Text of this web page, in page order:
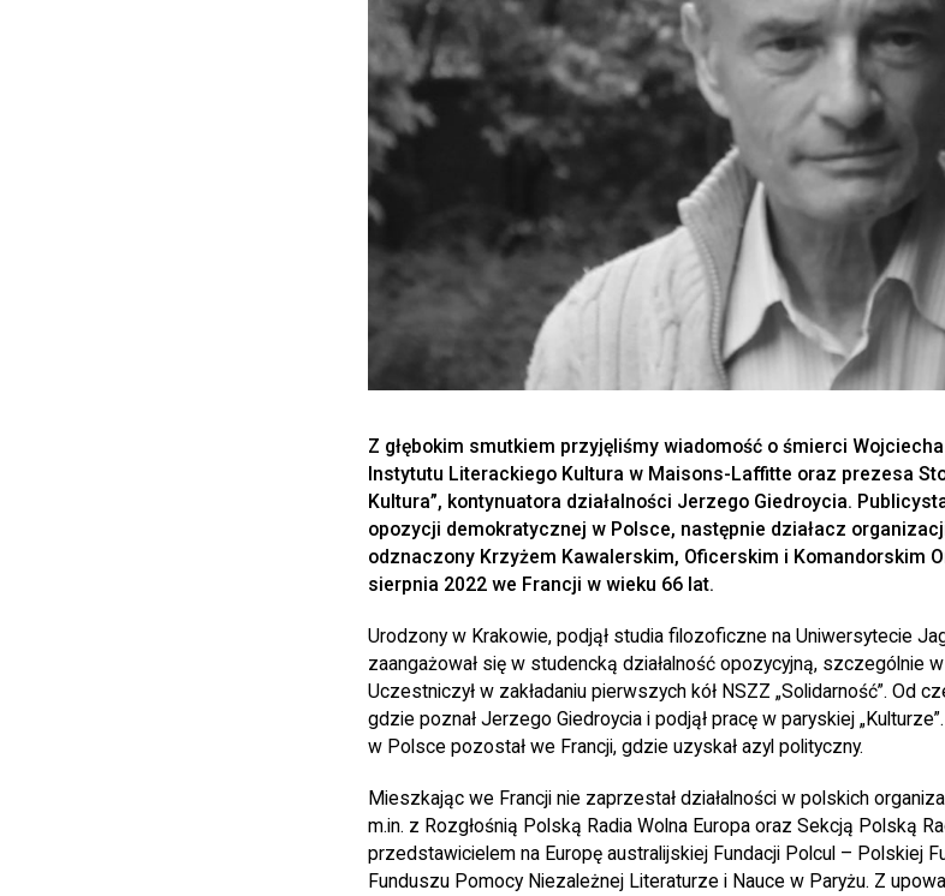
Z głębokim smutkiem przyjęliśmy wiadomość o śmierci
Instytutu Literackiego Kultura w Maisons-Laffitte oraz prezesa
Kultura”, kontynuatora działalności Jerzego Giedroycia.
opozycji demokratycznej w Polsce, następnie działacz
odznaczony Krzyżem Kawalerskim, Oficerskim i Komandorskim
sierpnia 2022 we Francji w wieku 66 lat.
Urodzony w Krakowie, podjął studia filozoficzne na Uniwersytecie
zaangażował się w studencką działalność opozycyjną, szczególnie
Uczestniczył w zakładaniu pierwszych kół NSZZ „Solidarność”. Od
gdzie poznał Jerzego Giedroycia i podjął pracę w paryskiej
w Polsce pozostał we Francji, gdzie uzyskał azyl polityczny.
Mieszkając we Francji nie zaprzestał działalności w polskich
m.in. z Rozgłośnią Polską Radia Wolna Europa oraz Sekcją Polską
przedstawicielem na Europę australijskiej Fundacji Polcul – Polskiej
Funduszu Pomocy Niezależnej Literaturze i Nauce w Paryżu. Z